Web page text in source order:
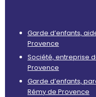
Garde d’enfants,
Provence
Société, entreprise
Provence
Garde d’enfants,
Rémy de Provence